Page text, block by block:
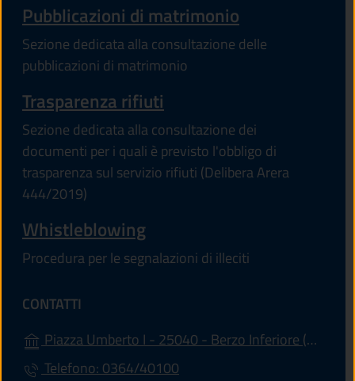
Pubblicazioni di matrimonio
Sezione dedicata alla consultazione delle
pubblicazioni di matrimonio
Trasparenza rifiuti
Sezione dedicata alla consultazione dei
documenti per i quali è previsto l'obbligo di
trasparenza sul servizio rifiuti (Delibera Arera
444/2019)
Whistleblowing
Procedura per le segnalazioni di illeciti
CONTATTI
Piazza Umberto I - 25040 - Berzo Inferiore (BS)
Telefono: 0364/40100